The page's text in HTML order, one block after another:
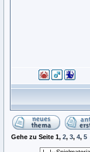
Gehe zu Seite 1, 2, 3, 4, 5